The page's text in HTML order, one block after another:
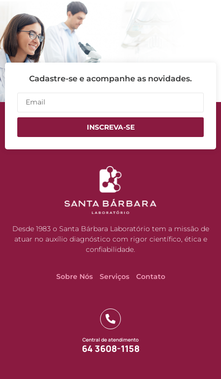
Cadastre-se e acompanhe as novidades.
INSCREVA-SE
Desde 1983 o Santa Bárbara Laboratório tem a missão de
atuar no auxílio diagnóstico com rigor científico, ética e
confiabilidade.
Sobre Nós Serviços Contato
Central de atendimento
64 3608-1158